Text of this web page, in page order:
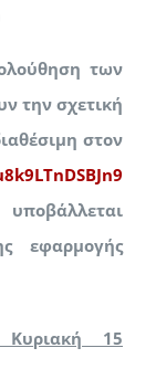
των
την σχετική
στον
εφαρμογής
Κυριακή 15